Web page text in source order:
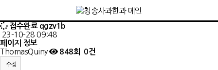
접수완료 qgzv1b
23-10-28 09:48
페이지 정보
ThomasQuiny 848회 0건
수정